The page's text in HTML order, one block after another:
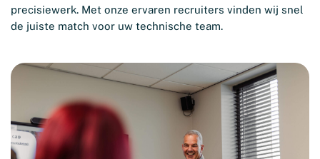
precisiewerk. Met onze ervaren recruiters vinden wij snel
de juiste match voor uw technische team.